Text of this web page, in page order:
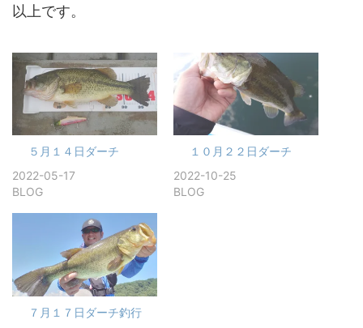
以上です。
５月１４日ダーチ
2022-05-17
BLOG
１０月２２日ダーチ
2022-10-25
BLOG
７月１７日ダーチ釣行